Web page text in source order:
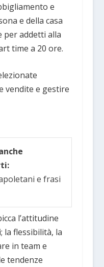
e
e della casa
per addetti alla
time a 20 ore.
vendite e gestire
e frasi
l’attitudine
la flessibilità, la
in team e
tendenze